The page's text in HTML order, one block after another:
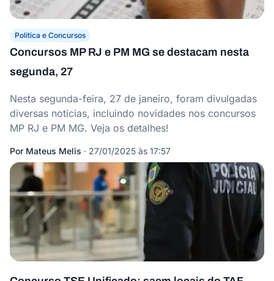
Política e Concursos
Concursos MP RJ e PM MG se destacam nesta
segunda, 27
Nesta segunda-feira, 27 de janeiro, foram divulgadas
diversas notícias, incluindo novidades nos concursos
MP RJ e PM MG. Veja os detalhes!
Por Mateus Melis · 27/01/2025 às 17:57